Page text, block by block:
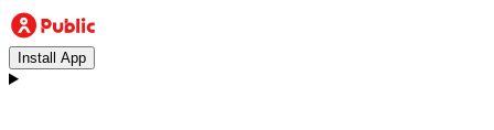
Install App